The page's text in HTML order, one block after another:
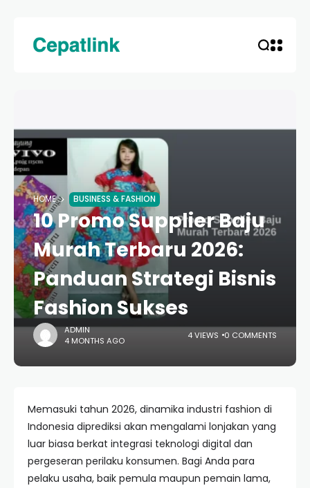
HOME BUSINESS & FASHION
10 Promo Supplier Baju
Murah Terbaru 2026:
Panduan Strategi Bisnis
Fashion Sukses
ADMIN
4 MONTHS AGO
4 VIEWS 0 COMMENTS
Memasuki tahun 2026, dinamika industri fashion di
Indonesia diprediksi akan mengalami lonjakan yang
luar biasa berkat integrasi teknologi digital dan
pergeseran perilaku konsumen. Bagi Anda para
pelaku usaha, baik pemula maupun pemain lama,